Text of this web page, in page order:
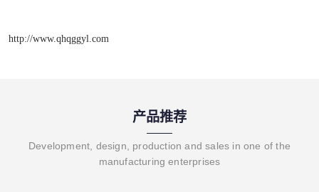
http://www.qhqggyl.com
产品推荐
Development, design, production and sales in one of the
manufacturing enterprises